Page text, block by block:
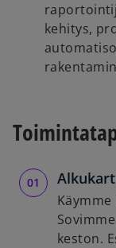
kehitys,
keston.